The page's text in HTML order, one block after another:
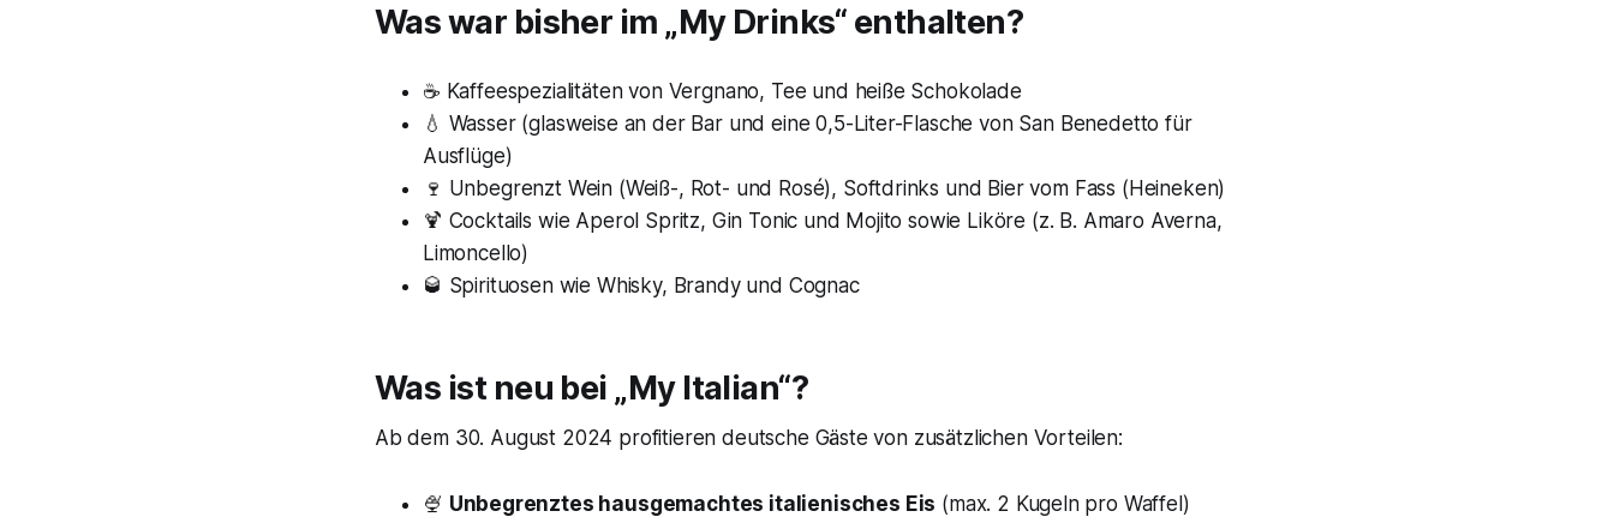
Was war bisher im „My Drinks“ enthalten?
☕ Kaffeespezialitäten von Vergnano, Tee und heiße Schokolade
💧 Wasser (glasweise an der Bar und eine 0,5-Liter-Flasche von San Benedetto für
Ausflüge)
🍷 Unbegrenzt Wein (Weiß-, Rot- und Rosé), Softdrinks und Bier vom Fass (Heineken)
🍹 Cocktails wie Aperol Spritz, Gin Tonic und Mojito sowie Liköre (z. B. Amaro Averna,
Limoncello)
🥃 Spirituosen wie Whisky, Brandy und Cognac
Was ist neu bei „My Italian“?
Ab dem 30. August 2024 profitieren deutsche Gäste von zusätzlichen Vorteilen:
🍨 Unbegrenztes hausgemachtes italienisches Eis (max. 2 Kugeln pro Waffel)